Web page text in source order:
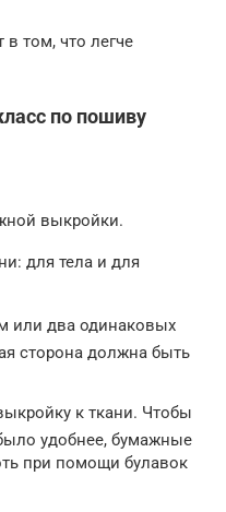
том, что легче
по пошиву
выкройки.
для тела и для
или два одинаковых
сторона должна быть
к ткани. Чтобы
удобнее, бумажные
при помощи булавок